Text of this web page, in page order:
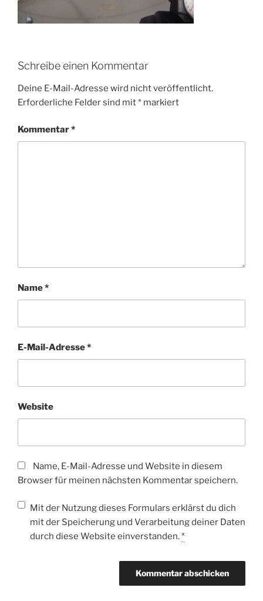
Schreibe einen Kommentar
Deine E-Mail-Adresse wird nicht veröffentlicht.
Erforderliche Felder sind mit* markiert
Kommentar*
Name*
E-Mail-Adresse*
Website
Name, E-Mail-Adresse und Website in diesem
Browser für meinen nächsten Kommentar speichern.
Mit der Nutzung dieses Formulars erklärst du dich
mit der Speicherung und Verarbeitung deiner Daten
durch diese Website einverstanden.*